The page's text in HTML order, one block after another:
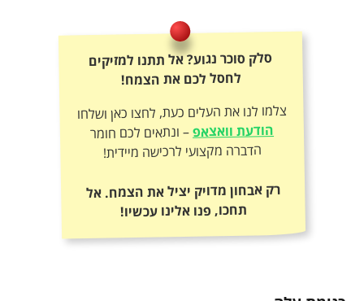
סלק סוכר נגוע? אל תתנו למזיקים
לחסל לכם את הצמח!
צלמו לנו את העלים כעת, לחצו כאן ושלחו
הודעת וואצאפ– ונתאים לכם חומר
הדברה מקצועי לרכישה מיידית!
רק אבחון מדויק יציל את הצמח. אל
תחכו, פנו אלינו עכשיו!